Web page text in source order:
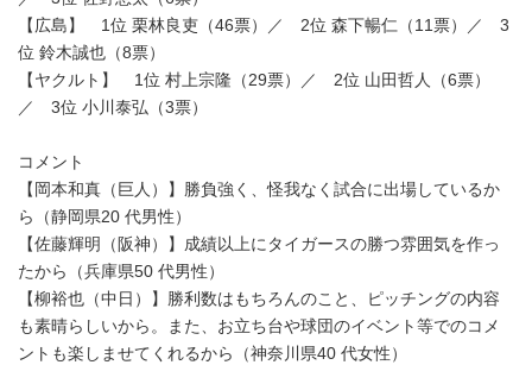
【広島】 1位 栗林良吏（46票）／ 2位 森下暢仁（11票）／ 3
位 鈴木誠也（8票）
【ヤクルト】 1位 村上宗隆（29票）／ 2位 山田哲人（6票）
／ 3位 小川泰弘（3票）
コメント
【岡本和真（巨人）】勝負強く、怪我なく試合に出場しているか
ら（静岡県20 代男性）
【佐藤輝明（阪神）】成績以上にタイガースの勝つ雰囲気を作っ
たから（兵庫県50 代男性）
【柳裕也（中日）】勝利数はもちろんのこと、ピッチングの内容
も素晴らしいから。また、お立ち台や球団のイベント等でのコメ
ントも楽しませてくれるから（神奈川県40 代女性）